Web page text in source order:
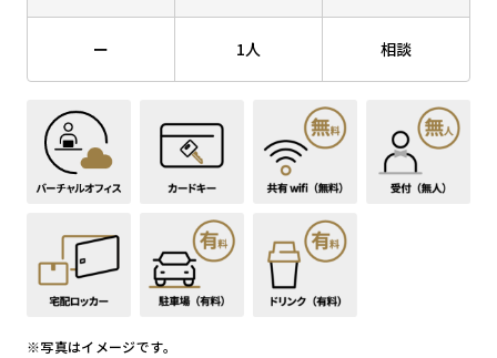
ー 1人 相談
※写真はイメージです。